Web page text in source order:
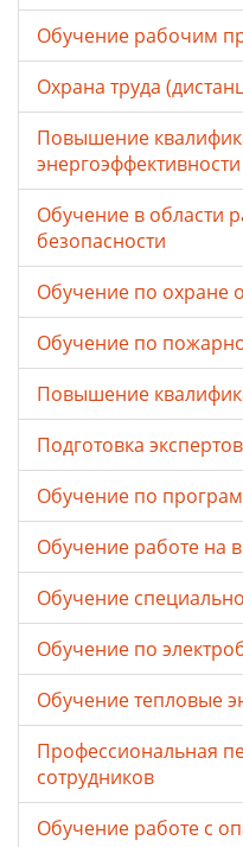
Обучение рабочим
Охрана труда
Повышение
энергоэффективности
Обучение в области
безопасности
Обучение по охране
Обучение по
Повышение
Подготовка
Обучение по
Обучение работе на
Обучение
Обучение по
Обучение тепловые
Профессиональная
сотрудников
Обучение работе с